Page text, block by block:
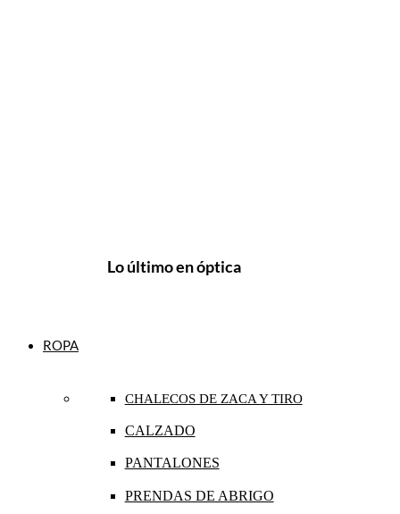
Lo último en óptica
ROPA
CHALECOS DE ZACA Y TIRO
CALZADO
PANTALONES
PRENDAS DE ABRIGO